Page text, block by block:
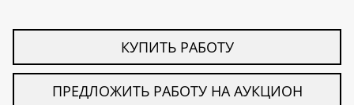
КУПИТЬ РАБОТУ
ПРЕДЛОЖИТЬ РАБОТУ НА АУКЦИОН